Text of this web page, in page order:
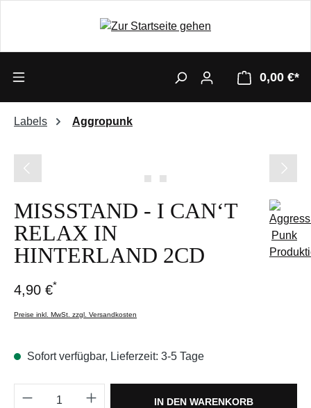
0,00 €*
Labels Aggropunk
MISSSTAND - I CAN‘T
RELAX IN
HINTERLAND 2CD
4,90 €*
Preise inkl. MwSt. zzgl. Versandkosten
Sofort verfügbar, Lieferzeit: 3-5 Tage
Produkt Anzahl: Gib den gewünschten
IN DEN WARENKORB